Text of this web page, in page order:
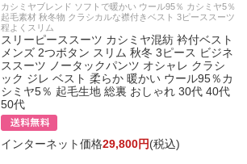
カシミヤブレンド ソフトで暖かい ウール95％ カシミヤ5％
起毛素材 秋冬物 クラシカルな襟付きベスト 3ピーススーツ
程よくスリム
スリーピーススーツ カシミヤ混紡 衿付ベスト
メンズ 2つボタン スリム 秋冬 3ピース ビジネ
ススーツ ノータックパンツ オシャレ クラシ
ック ジレ ベスト 柔らか 暖かい ウール95％カ
シミヤ5％ 起毛生地 総裏 おしゃれ 30代 40代
50代
インターネット価格29,800円(税込)